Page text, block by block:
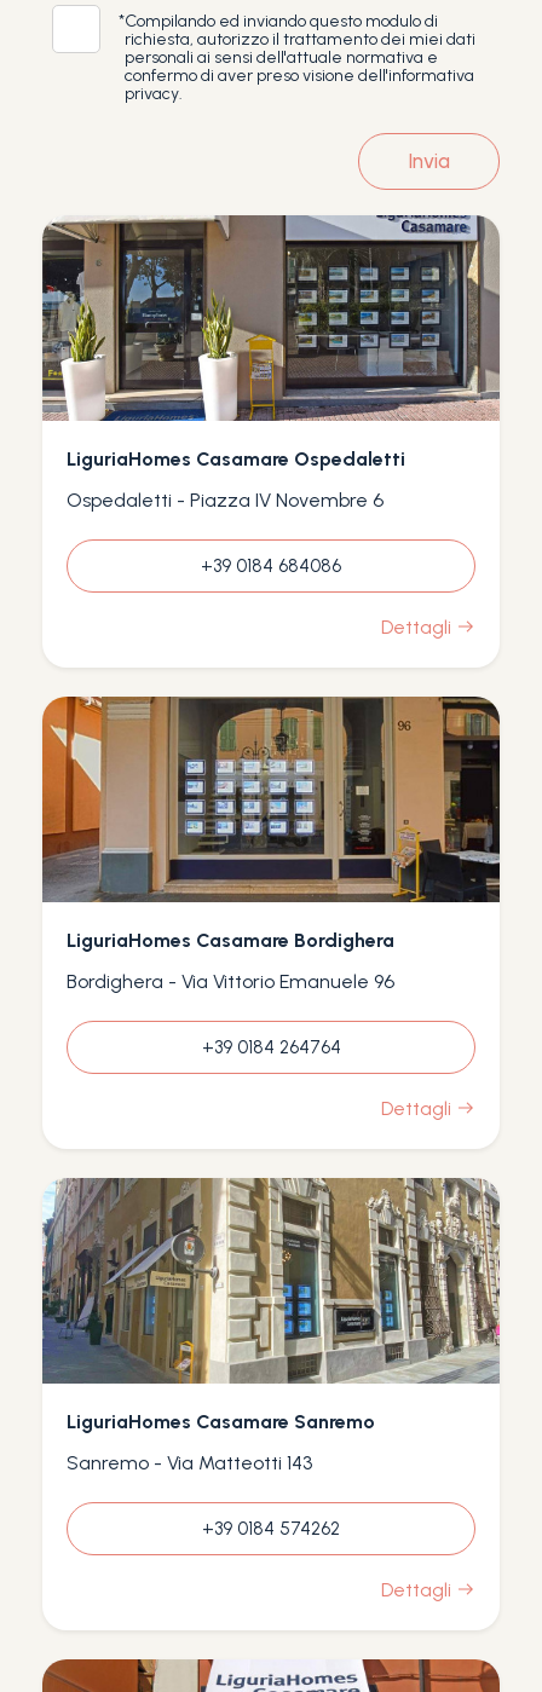
*Compilando ed inviando questo modulo di
richiesta, autorizzo il trattamento dei miei dati
personali ai sensi dell'attuale normativa e
confermo di aver preso visione dell'informativa
privacy.
Invia
LiguriaHomes Casamare Ospedaletti
Ospedaletti - Piazza IV Novembre 6
+39 0184 684086
Dettagli
LiguriaHomes Casamare Bordighera
Bordighera - Via Vittorio Emanuele 96
+39 0184 264764
Dettagli
LiguriaHomes Casamare Sanremo
Sanremo - Via Matteotti 143
+39 0184 574262
Dettagli